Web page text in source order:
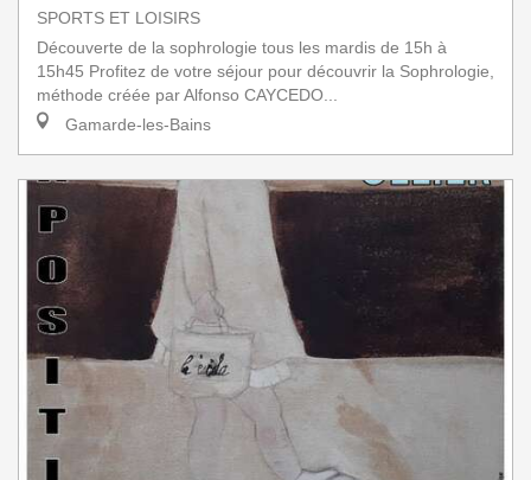
SPORTS ET LOISIRS
Découverte de la sophrologie tous les mardis de 15h à
15h45 Profitez de votre séjour pour découvrir la Sophrologie,
méthode créée par Alfonso CAYCEDO...
Gamarde-les-Bains